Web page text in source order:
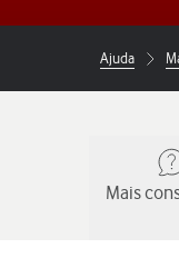
Ajuda
Mais